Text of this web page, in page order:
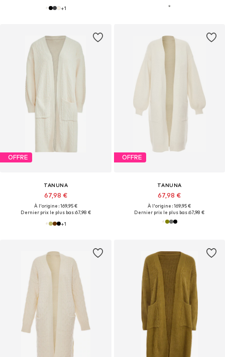
+1
OFFRE
TANUNA
67,98 €
À l'origine : 169,95 €
Dernier prix le plus bas :67,98 €
+1
OFFRE
TANUNA
67,98 €
À l'origine : 169,95 €
Dernier prix le plus bas :67,98 €